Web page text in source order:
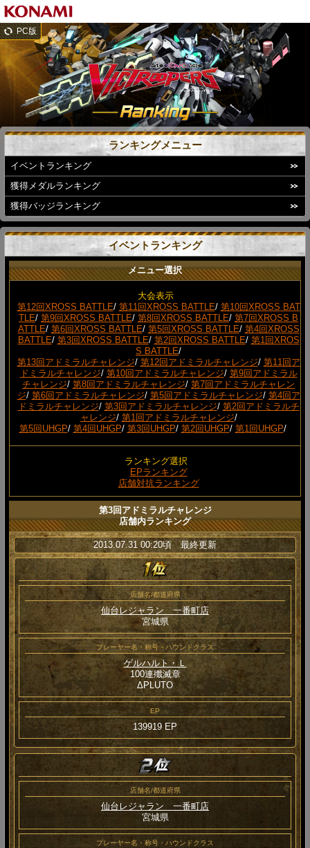
PC版
ランキングメニュー
イベントランキング
獲得メダルランキング
獲得バッジランキング
イベントランキング
メニュー選択
大会表示
第12回XROSS BATTLE/ 第11回XROSS BATTLE/ 第10回XROSS BAT
TLE/ 第9回XROSS BATTLE/ 第8回XROSS BATTLE/ 第7回XROSS B
ATTLE/ 第6回XROSS BATTLE/ 第5回XROSS BATTLE/ 第4回XROSS
BATTLE/ 第3回XROSS BATTLE/ 第2回XROSS BATTLE/ 第1回XROS
S BATTLE/
第13回アドミラルチャレンジ/ 第12回アドミラルチャレンジ/ 第11回ア
ドミラルチャレンジ/ 第10回アドミラルチャレンジ/ 第9回アドミラル
チャレンジ/ 第8回アドミラルチャレンジ/ 第7回アドミラルチャレン
ジ/ 第6回アドミラルチャレンジ/ 第5回アドミラルチャレンジ/ 第4回ア
ドミラルチャレンジ/ 第3回アドミラルチャレンジ/ 第2回アドミラルチ
ャレンジ/ 第1回アドミラルチャレンジ/
第5回UHGP/ 第4回UHGP/ 第3回UHGP/ 第2回UHGP/ 第1回UHGP/
ランキング選択
EPランキング
店舗対抗ランキング
第3回アドミラルチャレンジ
店舗内ランキング
2013.07.31 00:20頃 最終更新
店舗名/都道府県
仙台レジャラン 一番町店
宮城県
プレーヤー名・称号・ハウンドクラス
ゲルハルト・Ｌ
100連殲滅章
ΔPLUTO
EP
139919 EP
店舗名/都道府県
仙台レジャラン 一番町店
宮城県
プレーヤー名・称号・ハウンドクラス